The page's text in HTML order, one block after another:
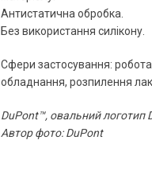
Антистатична обробка.
Без використання силікону.
Сфери застосування:
обладнання, розпилення
DuPont™, овальний логотип
Автор фото: DuPont